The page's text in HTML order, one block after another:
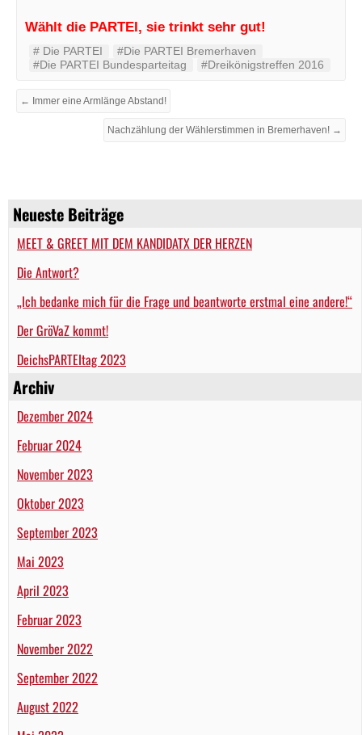
Neueste Beiträge
MEET & GREET MIT DEM KANDIDATX DER HERZEN
Die Antwort?
„Ich bedanke mich für die Frage und beantworte erstmal eine andere!“
Der GröVaZ kommt!
DeichsPARTEItag 2023
Archiv
Dezember 2024
Februar 2024
November 2023
Oktober 2023
September 2023
Mai 2023
April 2023
Februar 2023
November 2022
September 2022
August 2022
Wählt die PARTEI, sie trinkt sehr gut!
#‬ ‪Die PARTEI‬
#Die PARTEI Bremerhaven
#Die PARTEI Bundesparteitag
#Dreikönigstreffen 2016
← Immer eine Armlänge Abstand!
Nachzählung der Wählerstimmen in Bremerhaven! →